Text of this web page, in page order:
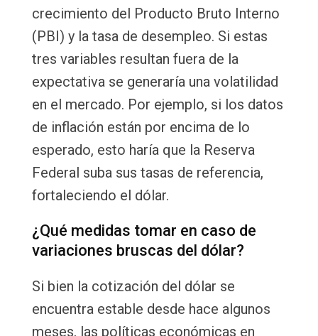
crecimiento del Producto Bruto Interno
(PBI) y la tasa de desempleo. Si estas
tres variables resultan fuera de la
expectativa se generaría una volatilidad
en el mercado. Por ejemplo, si los datos
de inflación están por encima de lo
esperado, esto haría que la Reserva
Federal suba sus tasas de referencia,
fortaleciendo el dólar.
¿Qué medidas tomar en caso de
variaciones bruscas del dólar?
Si bien la cotización del dólar se
encuentra estable desde hace algunos
meses, las políticas económicas en